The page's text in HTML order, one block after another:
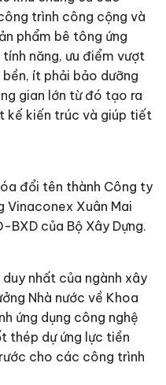
trình công cộng và
phẩm bê tông ứng
năng, ưu điểm vượt
ít phải bảo dưỡng
gian lớn từ đó tạo ra
kế kiến trúc và giúp tiết
đổi tên thành Công ty
Vinaconex Xuân Mai
của Bộ Xây Dựng.
nhất của ngành xây
Nhà nước về Khoa
ứng dụng công nghệ
thép dự ứng lực tiền
cho các công trình